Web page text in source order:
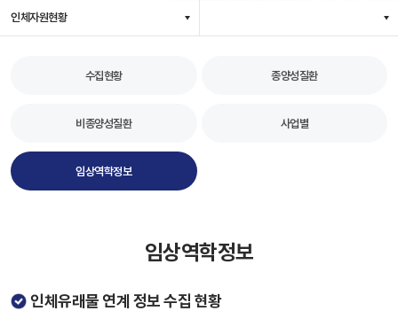
인체자원현황
수집현황 종양성질환
비종양성질환 사업별
임상역학정보
임상역학정보
인체유래물 연계 정보 수집 현황